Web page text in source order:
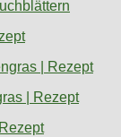
| Rezept